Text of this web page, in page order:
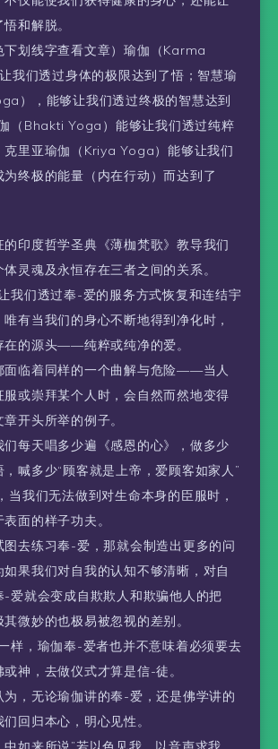
和解脱。
下划线字查看文章）瑜伽（Karma
我们透过身体的极限达到了悟；智慧瑜
），能够让我们透过终极的智慧达到
（Bhakti Yoga）能够让我们透过纯粹
克里亚瑜伽（Kriya Yoga）能够让我们
终极的能量（内在行动）而达到了
的印度哲学圣典《薄枷梵歌》教导我们
灵魂及永恒存在三者之间的关系。
我们透过奉-爱的服务方式恢复和连结宇
有当我们的身心不断地得到净化时，
在的源头——纯粹或纯净的爱。
面临着同样的一个曲解与危险——当人
或崇拜某个人时，会自然而然地变得
开头所举的例子。
每天唱多少遍《感恩的心》，做多少
喊多少“顾客就是上帝，爱顾客如家人”
当我们无法做到对生命本身的臣服时，
面的样子功夫。
图去练习奉-爱，那就会制造出更多的问
果我们对自我的认知不够清晰，对自
-爱就会变成自欺欺人和欺骗他人的把
微妙的也极易被忽视的差别。
样，瑜伽奉-爱者也并不意味着必须要去
神，去做仪式才算是信-徒。
为，无论瑜伽讲的奉-爱，还是佛学讲的
回归本心，明心见性。